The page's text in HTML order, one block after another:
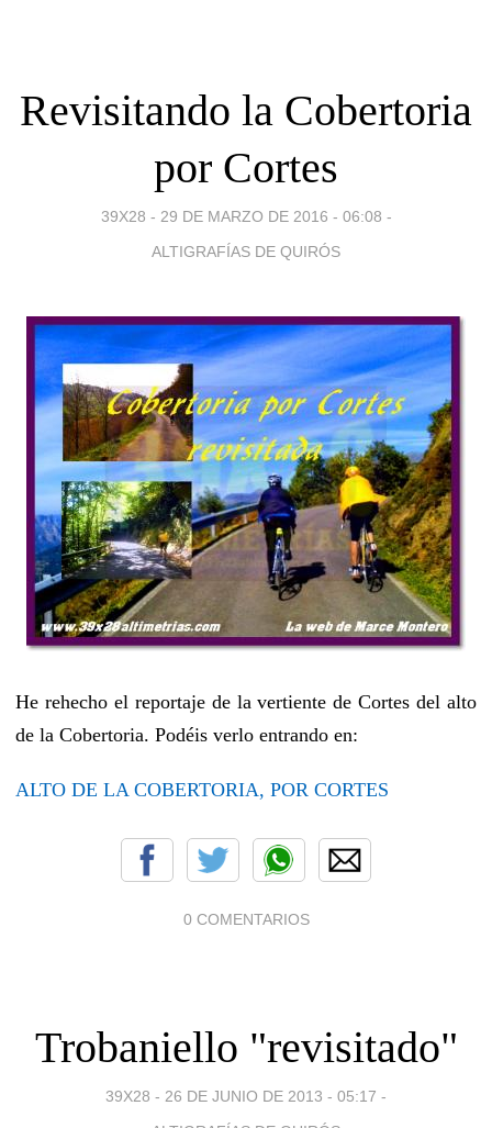
Revisitando la Cobertoria
por Cortes
39X28 - 29 DE MARZO DE 2016 - 06:08 -
ALTIGRAFÍAS DE QUIRÓS
He rehecho el reportaje de la vertiente de Cortes del alto
de la Cobertoria. Podéis verlo entrando en:
ALTO DE LA COBERTORIA, POR CORTES
0 COMENTARIOS
Trobaniello "revisitado"
39X28 - 26 DE JUNIO DE 2013 - 05:17 -